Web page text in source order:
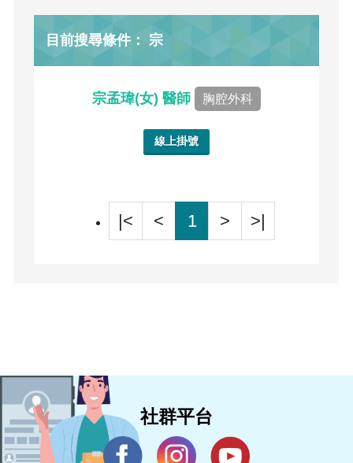
目前搜尋條件： 宗
宗孟瑋(女) 醫師 胸腔外科
線上掛號
|< < 1 > >|
社群平台